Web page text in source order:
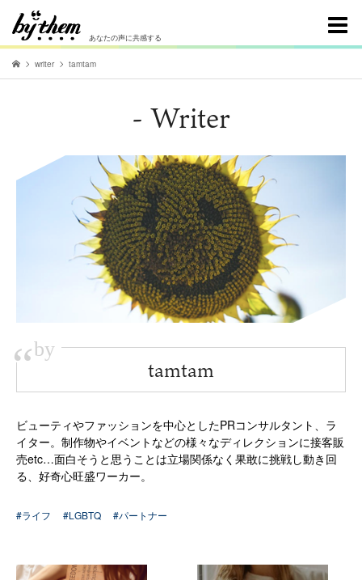
あなたの声に共感する
writer tamtam
- Writer
“by
tamtam
ビューティやファッションを中心としたPRコンサルタント、 ラ
イター。制作物やイベントなどの様々なディレクションに接客販
売etc…面白そうと思うことは立場関係なく果敢に挑戦し動き回
る、好奇心旺盛ワーカー。
#ライフ #LGBTQ #パートナー